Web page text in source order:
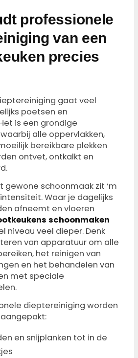
professionele
van een
precies
gaat veel
poetsen en
is een grondige
alle oppervlakken,
bereikbare plekken
ontvet, ontkalkt en
gewone schoonmaak zit ‘m
Waar je dagelijks
afneemt en vloeren
schoonmaken
niveau veel dieper. Denk
van apparatuur om alle
het reinigen van
en het behandelen van
met speciale
dieptereiniging worden
en snijplanken tot in de